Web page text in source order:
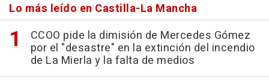
Lo más leído en Castilla-La Mancha
CCOO pide la dimisión de Mercedes Gómez
por el "desastre" en la extinción del incendio
de La Mierla y la falta de medios